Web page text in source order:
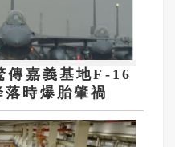
傳嘉義基地F-16
時爆胎肇禍